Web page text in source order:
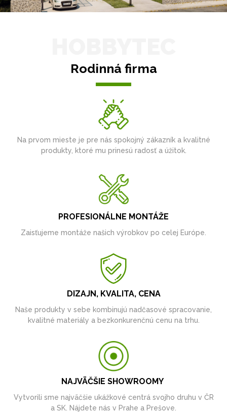
Rodinná firma
Na prvom mieste je pre nás spokojný zákazník a kvalitné
produkty, ktoré mu prinesú radosť a úžitok.
PROFESIONÁLNE MONTÁŽE
Zaisťujeme montáže našich výrobkov po celej Európe.
DIZAJN, KVALITA, CENA
Naše produkty v sebe kombinujú nadčasové spracovanie,
kvalitné materiály a bezkonkurenčnú cenu na trhu.
NAJVÄČŠIE SHOWROOMY
Vytvorili sme najväčšie ukážkové centrá svojho druhu v ČR
a SK. Nájdete nás v Prahe a Prešove.